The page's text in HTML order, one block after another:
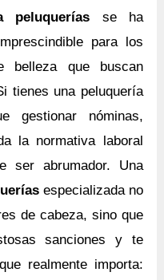
peluquerías se ha
para los
belleza que buscan
tienes una peluquería
gestionar nóminas,
la normativa laboral
ser abrumador. Una
especializada no
de cabeza, sino que
sanciones y te
realmente importa: